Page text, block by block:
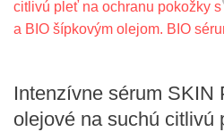
Intenzívne sérum SKIN
olejové na suchú citlivú